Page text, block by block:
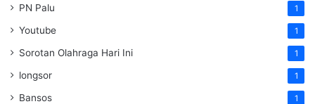
PN Palu 1
Youtube 1
Sorotan Olahraga Hari Ini 1
longsor 1
Bansos 1